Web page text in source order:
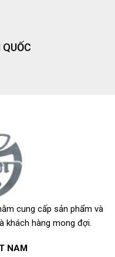
cung cấp sản phẩm và
khách hàng mong đợi.
NAM